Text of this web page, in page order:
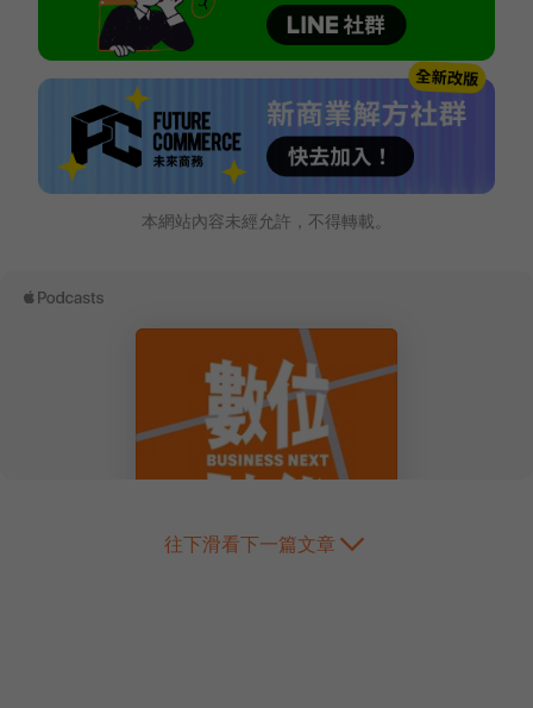
本網站內容未經允許，不得轉載。
往下滑看下一篇文章